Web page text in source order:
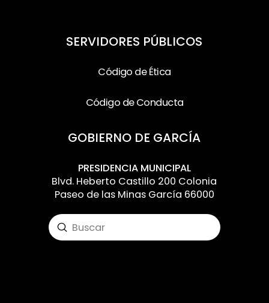
SERVIDORES PÚBLICOS
Código de Ética
Código de Conducta
GOBIERNO DE GARCÍA
PRESIDENCIA MUNICIPAL
Blvd. Heberto Castillo 200 Colonia
Paseo de las Minas García 66000
Search
Submit